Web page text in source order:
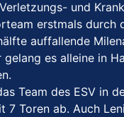
und
erstmals durch
auffallende
gelang es alleine in
Team des ESV in
7 Toren ab. Auch